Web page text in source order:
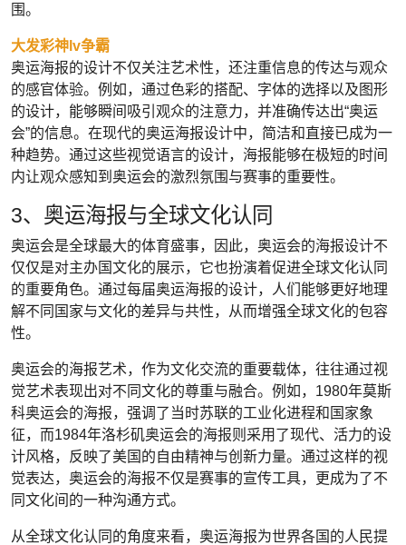
围。
大发彩神lv争霸
奥运海报的设计不仅关注艺术性，还注重信息的传达与观众
的感官体验。例如，通过色彩的搭配、字体的选择以及图形
的设计，能够瞬间吸引观众的注意力，并准确传达出“奥运
会”的信息。在现代的奥运海报设计中，简洁和直接已成为一
种趋势。通过这些视觉语言的设计，海报能够在极短的时间
内让观众感知到奥运会的激烈氛围与赛事的重要性。
3、奥运海报与全球文化认同
奥运会是全球最大的体育盛事，因此，奥运会的海报设计不
仅仅是对主办国文化的展示，它也扮演着促进全球文化认同
的重要角色。通过每届奥运海报的设计，人们能够更好地理
解不同国家与文化的差异与共性，从而增强全球文化的包容
性。
奥运会的海报艺术，作为文化交流的重要载体，往往通过视
觉艺术表现出对不同文化的尊重与融合。例如，1980年莫斯
科奥运会的海报，强调了当时苏联的工业化进程和国家象
征，而1984年洛杉矶奥运会的海报则采用了现代、活力的设
计风格，反映了美国的自由精神与创新力量。通过这样的视
觉表达，奥运会的海报不仅是赛事的宣传工具，更成为了不
同文化间的一种沟通方式。
从全球文化认同的角度来看，奥运海报为世界各国的人民提